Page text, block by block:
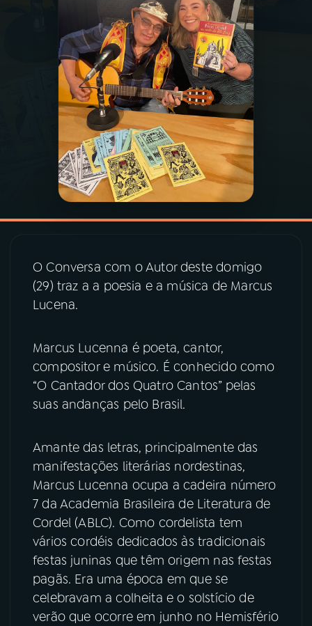
VIDEOCASTS
ÚLTIMAS
PRÊMIO RÁDIO MEC
ACOMPANHE A RÁDIO MEC
YouTube Facebook
TikTok
O Conversa com o Autor deste domigo
(29) traz a a poesia e a música de Marcus
Lucena.
Marcus Lucenna é poeta, cantor,
compositor e músico. É conhecido como
“O Cantador dos Quatro Cantos” pelas
suas andanças pelo Brasil.
Amante das letras, principalmente das
manifestações literárias nordestinas,
Marcus Lucenna ocupa a cadeira número
7 da Academia Brasileira de Literatura de
Cordel (ABLC). Como cordelista tem
vários cordéis dedicados às tradicionais
festas juninas que têm origem nas festas
pagãs. Era uma época em que se
celebravam a colheita e o solstício de
verão que ocorre em junho no Hemisfério